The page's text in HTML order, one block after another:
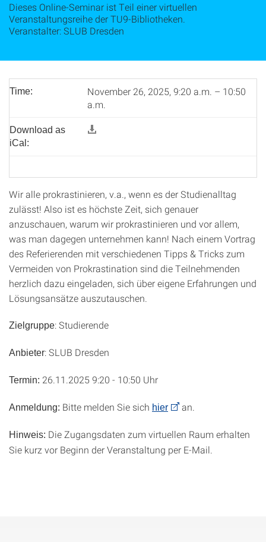
Dieses Online-Seminar ist Teil einer virtuellen
Veranstaltungsreihe der TU9-Bibliotheken.
Veranstalter: SLUB Dresden
Time:
November 26, 2025, 9:20 a.m. – 10:50
a.m.
Download as
iCal:
Wir alle prokrastinieren, v.a., wenn es der Studienalltag
zulässt! Also ist es höchste Zeit, sich genauer
anzuschauen, warum wir prokrastinieren und vor allem,
was man dagegen unternehmen kann! Nach einem Vortrag
des Referierenden mit verschiedenen Tipps & Tricks zum
Vermeiden von Prokrastination sind die Teilnehmenden
herzlich dazu eingeladen, sich über eigene Erfahrungen und
Lösungsansätze auszutauschen.
Zielgruppe: Studierende
Anbieter: SLUB Dresden
Termin: 26.11.2025 9:20 - 10:50 Uhr
Anmeldung: Bitte melden Sie sich hier an.
Hinweis: Die Zugangsdaten zum virtuellen Raum erhalten
Sie kurz vor Beginn der Veranstaltung per E-Mail.